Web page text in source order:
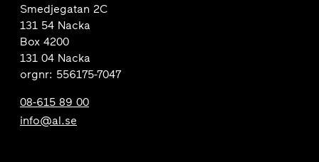
Smedjegatan 2C
131 54 Nacka
Box 4200
131 04 Nacka
orgnr: 556175-7047
08-615 89 00
info@al.se